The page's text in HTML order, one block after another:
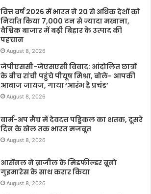
वित्त वर्ष 2026 में भारत ने 20 से अधिक देशों को
निर्यात किया 7,000 टन से ज्यादा मखाना,
वैश्विक बाजार में बढ़ी बिहार के उत्पाद की
पहचान
August 8, 2026
जेपीएससी-जेएसएसी विवाद: आंदोलित छात्रों
के बीच रांची पहुंचे पीयूष मिश्रा, बोले- आपकी
आवाज जायज, गाया ‘आरंभ है प्रचंड’
August 8, 2026
वार्म-अप मैच में देवदत्त पड्डिकल का शतक, दूसरे
दिन के खेल तक भारत मजबूत
August 8, 2026
आर्सेनल ने ब्राजील के मिडफील्डर ब्रूनो
गुइमारेस के साथ करार किया
August 8, 2026